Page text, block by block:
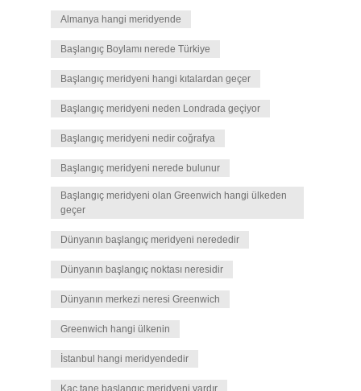
Almanya hangi meridyende
Başlangıç Boylamı nerede Türkiye
Başlangıç meridyeni hangi kıtalardan geçer
Başlangıç meridyeni neden Londrada geçiyor
Başlangıç meridyeni nedir coğrafya
Başlangıç meridyeni nerede bulunur
Başlangıç meridyeni olan Greenwich hangi ülkeden
geçer
Dünyanın başlangıç meridyeni nerededir
Dünyanın başlangıç noktası neresidir
Dünyanın merkezi neresi Greenwich
Greenwich hangi ülkenin
İstanbul hangi meridyendedir
Kaç tane başlangıç meridyeni vardır